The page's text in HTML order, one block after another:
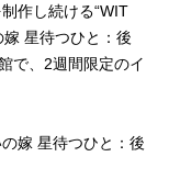
作し続ける“WIT
星待つひと：後
で、2週間限定のイ
嫁 星待つひと：後